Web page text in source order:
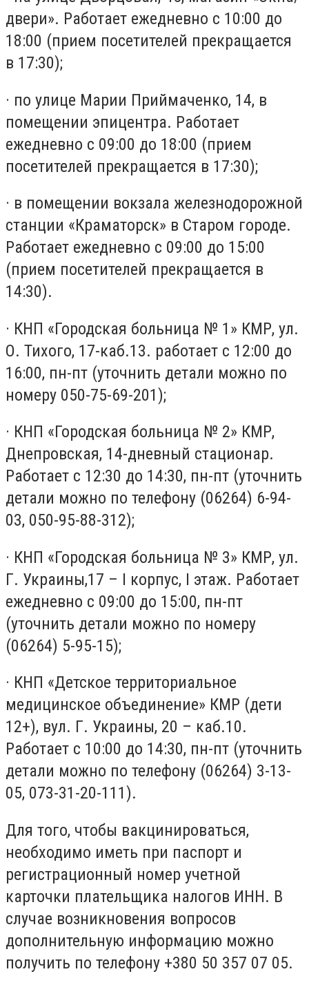
двери». Работает ежедневно с 10:00 до
18:00 (прием посетителей прекращается
в 17:30);
· по улице Марии Приймаченко, 14, в
помещении эпицентра. Работает
ежедневно с 09:00 до 18:00 (прием
посетителей прекращается в 17:30);
· в помещении вокзала железнодорожной
станции «Краматорск» в Старом городе.
Работает ежедневно с 09:00 до 15:00
(прием посетителей прекращается в
14:30).
· КНП «Городская больница № 1» КМР, ул.
О. Тихого, 17-каб.13. работает с 12:00 до
16:00, пн-пт (уточнить детали можно по
номеру 050-75-69-201);
· КНП «Городская больница № 2» КМР,
Днепровская, 14-дневный стационар.
Работает с 12:30 до 14:30, пн-пт (уточнить
детали можно по телефону (06264) 6-94-
03, 050-95-88-312);
· КНП «Городская больница № 3» КМР, ул.
Г. Украины,17 – I корпус, I этаж. Работает
ежедневно с 09:00 до 15:00, пн-пт
(уточнить детали можно по номеру
(06264) 5-95-15);
· КНП «Детское территориальное
медицинское объединение» КМР (дети
12+), вул. Г. Украины, 20 – каб.10.
Работает с 10:00 до 14:30, пн-пт (уточнить
детали можно по телефону (06264) 3-13-
05, 073-31-20-111).
Для того, чтобы вакцинироваться,
необходимо иметь при паспорт и
регистрационный номер учетной
карточки плательщика налогов ИНН. В
случае возникновения вопросов
дополнительную информацию можно
получить по телефону +380 50 357 07 05.